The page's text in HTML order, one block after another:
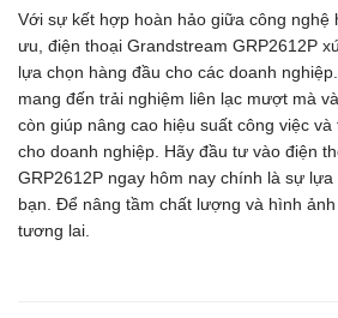
Với sự kết hợp hoàn hảo giữa công nghệ
ưu, điện thoại Grandstream GRP2612P
lựa chọn hàng đầu cho các doanh
mang đến trải nghiệm liên lạc mượt mà
còn giúp nâng cao hiệu suất công việc
cho doanh nghiệp. Hãy đầu tư vào điện
GRP2612P ngay hôm nay chính là sự
bạn. Để nâng tầm chất lượng và hình
tương lai.